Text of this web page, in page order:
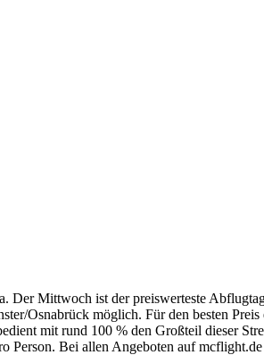
Der Mittwoch ist der preiswerteste
Osnabrück möglich. Für den besten
mit rund 100 % den Großteil dieser
Person. Bei allen Angeboten auf